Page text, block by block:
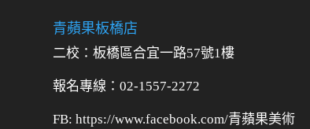
青蘋果板橋店
二校： 板橋區合宜一路57號1樓
報名專線：02-1557-2272
FB: https://www.facebook.com/青蘋果美術